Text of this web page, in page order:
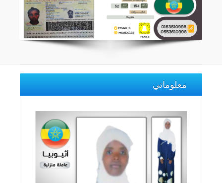
معلوماتي